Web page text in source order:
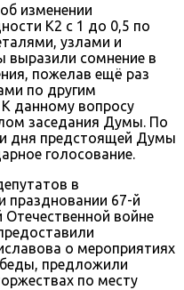
изменении
К2 с 1 до 0,5 по
узлами и
сомнение в
пожелав ещё раз
по другим
данному вопросу
заседания Думы. По
дня предстоящей Думы
голосование.
в
праздновании 67-й
войне
о мероприятиях
предложили
по месту